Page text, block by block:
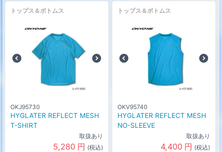
トップス＆ボトムス
OKJ95730
HYGLATER REFLECT MESH
T-SHIRT
取扱あり
5,280 円 (税込)
トップス＆ボトムス
OKV95740
HYGLATER REFLECT MESH
NO-SLEEVE
取扱あり
4,400 円 (税込)